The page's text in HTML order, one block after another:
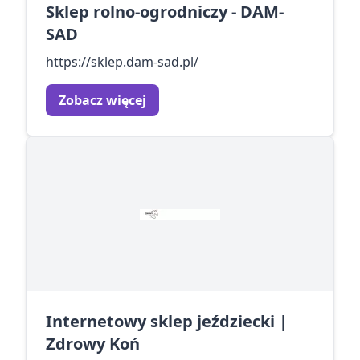
Sklep rolno-ogrodniczy - DAM-
SAD
https://sklep.dam-sad.pl/
Zobacz więcej
Internetowy sklep jeździecki |
Zdrowy Koń